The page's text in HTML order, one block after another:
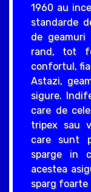
1960 au
standarde
de
rand, tot
confortul,
Astazi,
sigure.
care de
tripex sau
care sunt
sparge in
acestea
sparg foarte